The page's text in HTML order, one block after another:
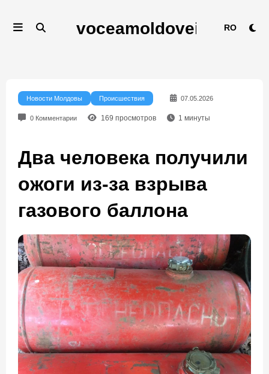
содержимому
RO
Новости Молдовы Происшествия 07.05.2026
0 Комментарии 169 просмотров 1 минуты
Два человека получили
ожоги из-за взрыва
газового баллона